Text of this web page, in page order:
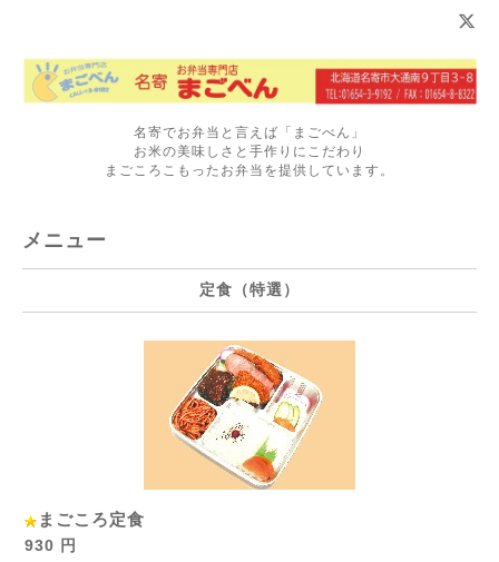
名寄でお弁当と言えば「まごべん」
お米の美味しさと手作りにこだわり
まごころこもったお弁当を提供しています。
メニュー
定食（特選）
まごころ定食
930 円